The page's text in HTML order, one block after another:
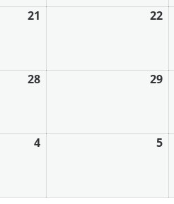
21 22
28 29
4 5